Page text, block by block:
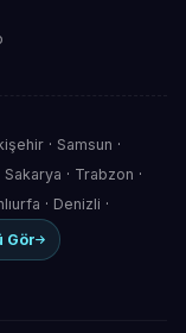
· Samsun ·
Sakarya · Trabzon ·
· Denizli ·
Gör